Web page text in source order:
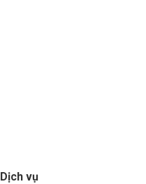
Dịch vụ